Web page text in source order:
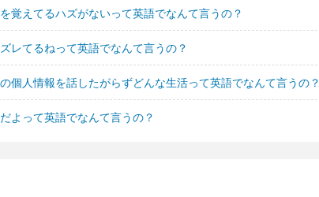
覚えてるハズがないって英語でなんて言うの？
レてるねって英語でなんて言うの？
個人情報を話したがらずどんな生活って英語でなんて言うの？
よって英語でなんて言うの？